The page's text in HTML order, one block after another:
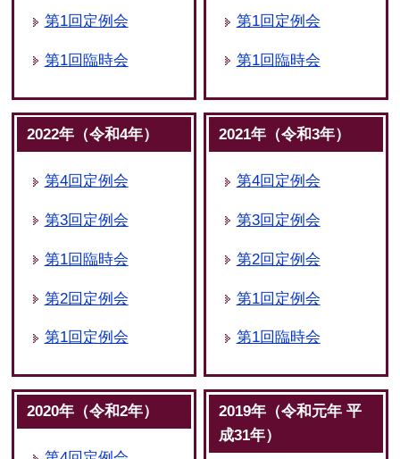
第1回定例会
第1回臨時会
第1回定例会
第1回臨時会
2022年（令和4年）
第4回定例会
第3回定例会
第1回臨時会
第2回定例会
第1回定例会
2021年（令和3年）
第4回定例会
第3回定例会
第2回定例会
第1回定例会
第1回臨時会
2020年（令和2年）
2019年（令和元年 平
成31年）